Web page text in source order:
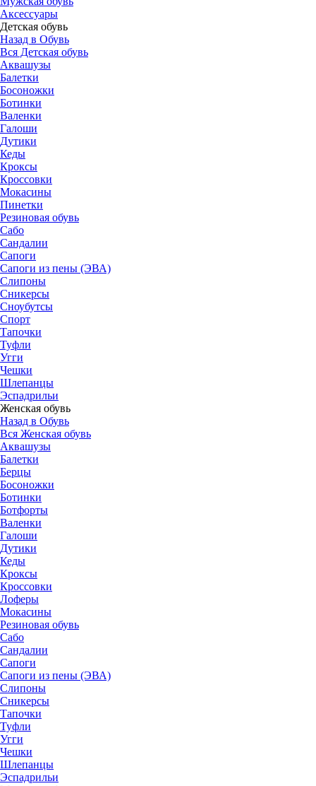
Аксессуары
Детская обувь
Назад в Обувь
Вся Детская обувь
Аквашузы
Балетки
Босоножки
Ботинки
Валенки
Галоши
Дутики
Кеды
Кроксы
Кроссовки
Мокасины
Пинетки
Резиновая обувь
Сабо
Сандалии
Сапоги
Сапоги из пены (ЭВА)
Слипоны
Сникерсы
Сноубутсы
Спорт
Тапочки
Туфли
Угги
Чешки
Шлепанцы
Эспадрильи
Женская обувь
Назад в Обувь
Вся Женская обувь
Аквашузы
Балетки
Берцы
Босоножки
Ботинки
Ботфорты
Валенки
Галоши
Дутики
Кеды
Кроксы
Кроссовки
Лоферы
Мокасины
Резиновая обувь
Сабо
Сандалии
Сапоги
Сапоги из пены (ЭВА)
Слипоны
Сникерсы
Тапочки
Туфли
Угги
Чешки
Шлепанцы
Эспадрильи